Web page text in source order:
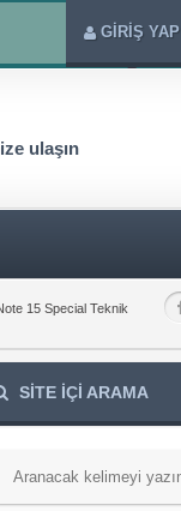
GİRİŞ YAP
ulaşın
15 Special Teknik
SİTE İÇİ ARAMA